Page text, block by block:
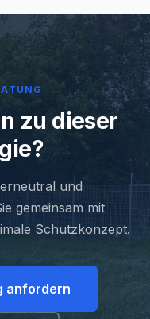
zu dieser
und
gemeinsam mit
Schutzkonzept.
anfordern